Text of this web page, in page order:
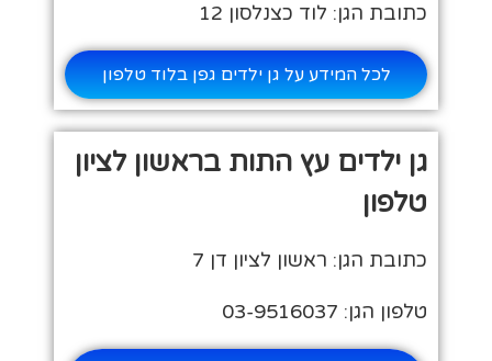
כתובת הגן: לוד כצנלסון 12
לכל המידע על גן ילדים גפן בלוד טלפון
גן ילדים עץ התות בראשון לציון
טלפון
כתובת הגן: ראשון לציון דן 7
טלפון הגן: 03-9516037